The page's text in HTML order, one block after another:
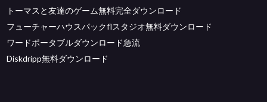
トーマスと友達のゲーム無料完全ダウンロード
フューチャーハウスパックflスタジオ無料ダウンロード
ワードポータブルダウンロード急流
Diskdripp無料ダウンロード